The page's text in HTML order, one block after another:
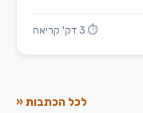
⏱ 3 דק' קריאה
לכל הכתבות «